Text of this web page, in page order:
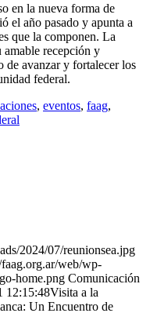
en la nueva forma de
el año pasado y apunta a
que la componen. La
recepción y
de avanzar y fortalecer los
federal.
, eventos, faag,
2024/07/reunionsea.jpg
web/wp-
home.png Comunicación
12:15:48Visita a la
Un Encuentro de